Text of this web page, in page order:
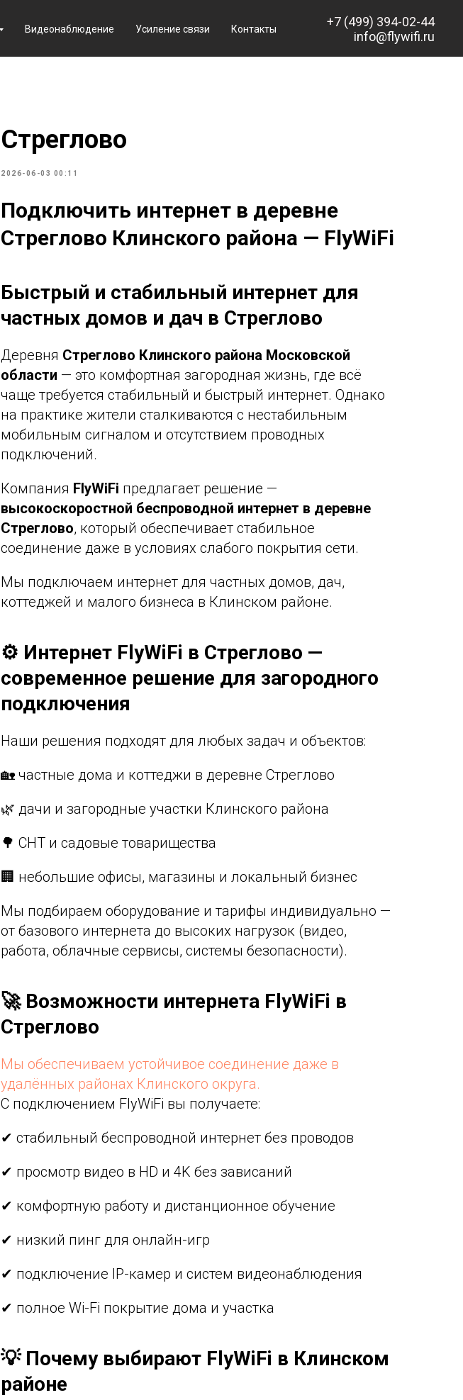
Видеонаблюдение Усиление связи Контакты
+7 (499) 394-02-44
info@flywifi.ru
Стреглово
2026-06-03 00:11
Подключить интернет в деревне
Стреглово Клинского района — FlyWiFi
Быстрый и стабильный интернет для
частных домов и дач в Стреглово
Деревня Стреглово Клинского района Московской
области — это комфортная загородная жизнь, где всё
чаще требуется стабильный и быстрый интернет. Однако
на практике жители сталкиваются с нестабильным
мобильным сигналом и отсутствием проводных
подключений.
Компания FlyWiFi предлагает решение —
высокоскоростной беспроводной интернет в деревне
Стреглово, который обеспечивает стабильное
соединение даже в условиях слабого покрытия сети.
Мы подключаем интернет для частных домов, дач,
коттеджей и малого бизнеса в Клинском районе.
⚙️ Интернет FlyWiFi в Стреглово —
современное решение для загородного
подключения
Наши решения подходят для любых задач и объектов:
🏡 частные дома и коттеджи в деревне Стреглово
🌿 дачи и загородные участки Клинского района
🌳 СНТ и садовые товарищества
🏢 небольшие офисы, магазины и локальный бизнес
Мы подбираем оборудование и тарифы индивидуально —
от базового интернета до высоких нагрузок (видео,
работа, облачные сервисы, системы безопасности).
🚀 Возможности интернета FlyWiFi в
Стреглово
Мы обеспечиваем устойчивое соединение даже в
удалённых районах Клинского округа.
С подключением FlyWiFi вы получаете:
✔ стабильный беспроводной интернет без проводов
✔ просмотр видео в HD и 4K без зависаний
✔ комфортную работу и дистанционное обучение
✔ низкий пинг для онлайн-игр
✔ подключение IP-камер и систем видеонаблюдения
✔ полное Wi-Fi покрытие дома и участка
💡 Почему выбирают FlyWiFi в Клинском
районе